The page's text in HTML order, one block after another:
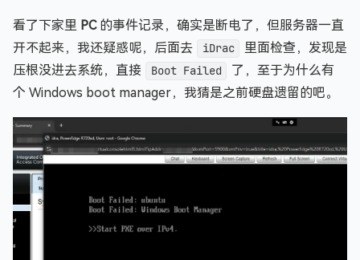
看了下家里 PC的事件记录，确实是断电了，但服务器一直
开不起来，我还疑惑呢，后面去
iDrac
里面检查，发现是
压根没进去系统，直接
Boot Failed
了，至于为什么有
个 Windows boot manager，我猜是之前硬盘遗留的吧。